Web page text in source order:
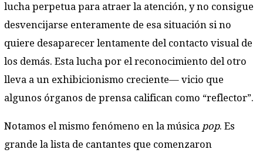
lucha perpetua para atraer la atención, y no consigue
desvencijarse enteramente de esa situación si no
quiere desaparecer lentamente del contacto visual de
los demás. Esta lucha por el reconocimiento del otro
lleva a un exhibicionismo creciente— vicio que
algunos órganos de prensa califican como “reflector”.
Notamos el mismo fenómeno en la música pop. Es
grande la lista de cantantes que comenzaron